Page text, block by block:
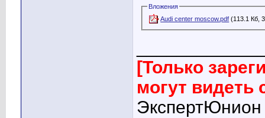
Вложения
Audi center moscow.pdf (113.1 Кб,
[Только
могут
ЭкспертЮнион